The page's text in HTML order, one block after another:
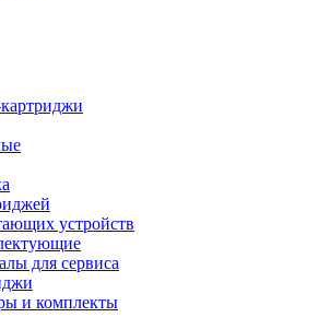
устройств
для сервиса
и комплекты